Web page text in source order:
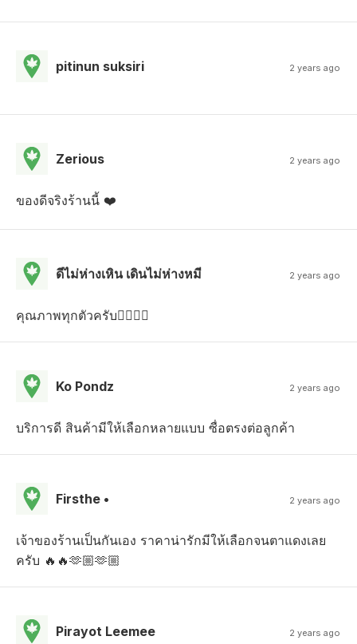
pitinun suksiri 2 years ago
Zerious 2 years ago
ของดีจริงร้านนี้ ❤️
ดีไม่ห่างเหิน เดินไม่ห่างหมี 2 years ago
คุณภาพทุกตัวครับ😵‍💫😵‍💫
Ko Pondz 2 years ago
บริการดี สินค้ามีให้เลือกหลายแบบ ซื่อตรงต่อลูกค้า
Firsthe • 2 years ago
เจ้าของร้านเป็นกันเอง ราคาน่ารักมีให้เลือกจนตาแดงเลย
ครับ 🔥🔥🫶🏼🫶🏼
Pirayot Leemee 2 years ago